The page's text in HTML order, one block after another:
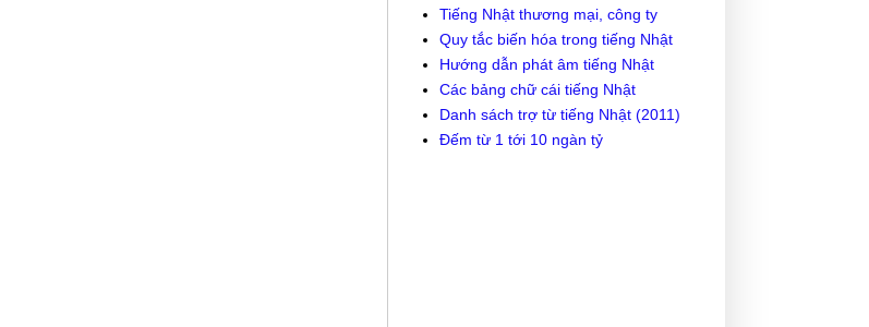
Tiếng Nhật thương mại, công ty
Quy tắc biến hóa trong tiếng Nhật
Hướng dẫn phát âm tiếng Nhật
Các bảng chữ cái tiếng Nhật
Danh sách trợ từ tiếng Nhật (2011)
Đếm từ 1 tới 10 ngàn tỷ